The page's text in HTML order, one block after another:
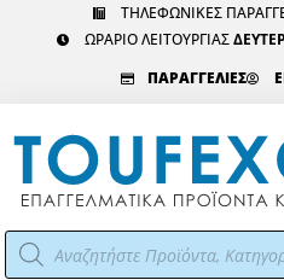
ΤΗΛΕΦΩΝΙΚΕΣ
ΩΡΑΡΙΟ ΛΕΙΤΟΥΡΓΙΑΣ
ΠΑΡΑΓΓΕΛΙΕΣ
Αναζήτηση
προϊόντων